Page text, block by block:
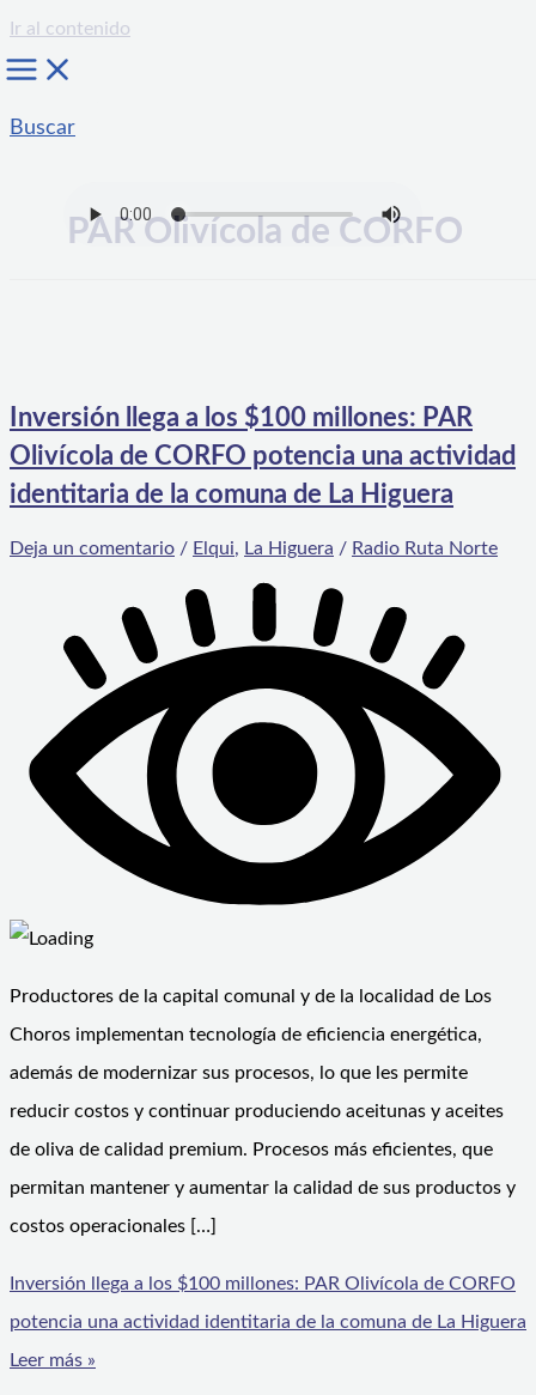
Ir al contenido
Buscar
PAR Olivícola de CORFO
Inversión llega a los $100 millones: PAR
Olivícola de CORFO potencia una actividad
identitaria de la comuna de La Higuera
Deja un comentario / Elqui, La Higuera / Radio Ruta Norte
Productores de la capital comunal y de la localidad de Los
Choros implementan tecnología de eficiencia energética,
además de modernizar sus procesos, lo que les permite
reducir costos y continuar produciendo aceitunas y aceites
de oliva de calidad premium. Procesos más eficientes, que
permitan mantener y aumentar la calidad de sus productos y
costos operacionales […]
Inversión llega a los $100 millones: PAR Olivícola de CORFO
potencia una actividad identitaria de la comuna de La Higuera
Leer más »